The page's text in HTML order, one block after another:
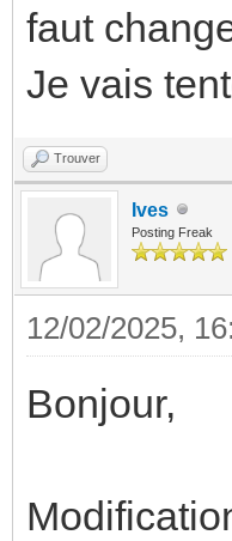
faut
Je vais
Trouver
Ives
Posting Freak
12/02/2025,
Bonjour,